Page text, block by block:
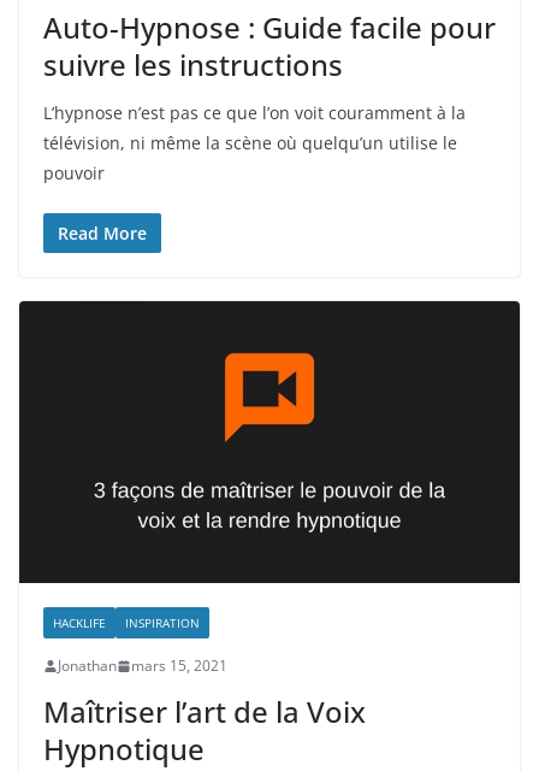
Auto-Hypnose : Guide facile pour
suivre les instructions
L’hypnose n’est pas ce que l’on voit couramment à la
télévision, ni même la scène où quelqu’un utilise le
pouvoir
Read More
HACKLIFE INSPIRATION
Jonathan mars 15, 2021
Maîtriser l’art de la Voix
Hypnotique